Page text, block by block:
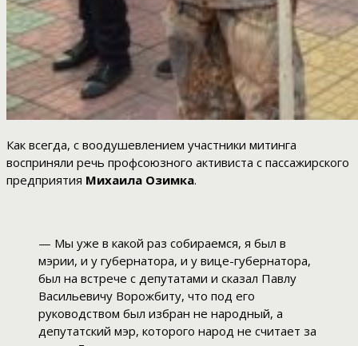
Как всегда, с воодушевлением участники митинга
восприняли речь профсоюзного активиста с пассажирского
предприятия Михаила Озимка.
— Мы уже в какой раз собираемся, я был в
мэрии, и у губернатора, и у вице-губернатора,
был на встрече с депутатами и сказал Павлу
Васильевичу Ворожбиту, что под его
руководством был избран не народный, а
депутатский мэр, которого народ не считает за